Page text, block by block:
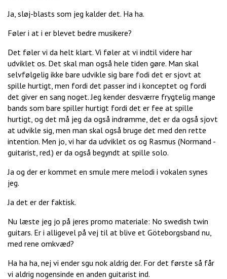
Ja, sløj-blasts som jeg kalder det. Ha ha.
Føler i at i er blevet bedre musikere?
Det føler vi da helt klart. Vi føler at vi indtil videre har
udviklet os. Det skal man også hele tiden gøre. Man skal
selvfølgelig ikke bare udvikle sig bare fodi det er sjovt at
spille hurtigt, men fordi det passer ind i konceptet og fordi
det giver en sang noget. Jeg kender desværre frygtelig mange
bands som bare spiller hurtigt fordi det er fee at spille
hurtigt, og det må jeg da også indrømme, det er da også sjovt
at udvikle sig, men man skal også bruge det med den rette
intention. Men jo, vi har da udviklet os og Rasmus (Normand -
guitarist, red.) er da også begyndt at spille solo.
Ja og der er kommet en smule mere melodi i vokalen synes
jeg.
Ja det er der faktisk.
Nu læste jeg jo på jeres promo materiale: No swedish twin
guitars. Er i alligevel på vej til at blive et Göteborgsband nu,
med rene omkvæd?
Ha ha ha, nej vi ender sgu nok aldrig der. For det første så får
vi aldrig nogensinde en anden guitarist ind.